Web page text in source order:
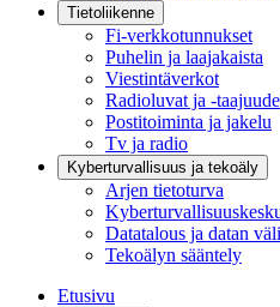
Tietoliikenne
Fi-verkkotunnukset
Puhelin ja laajakaista
Viestintäverkot
Radioluvat ja -
Postitoiminta ja jakelu
Tv ja radio
Kyberturvallisuus ja tekoäly
Arjen tietoturva
Datatalous ja datan
Tekoälyn sääntely
Etusivu